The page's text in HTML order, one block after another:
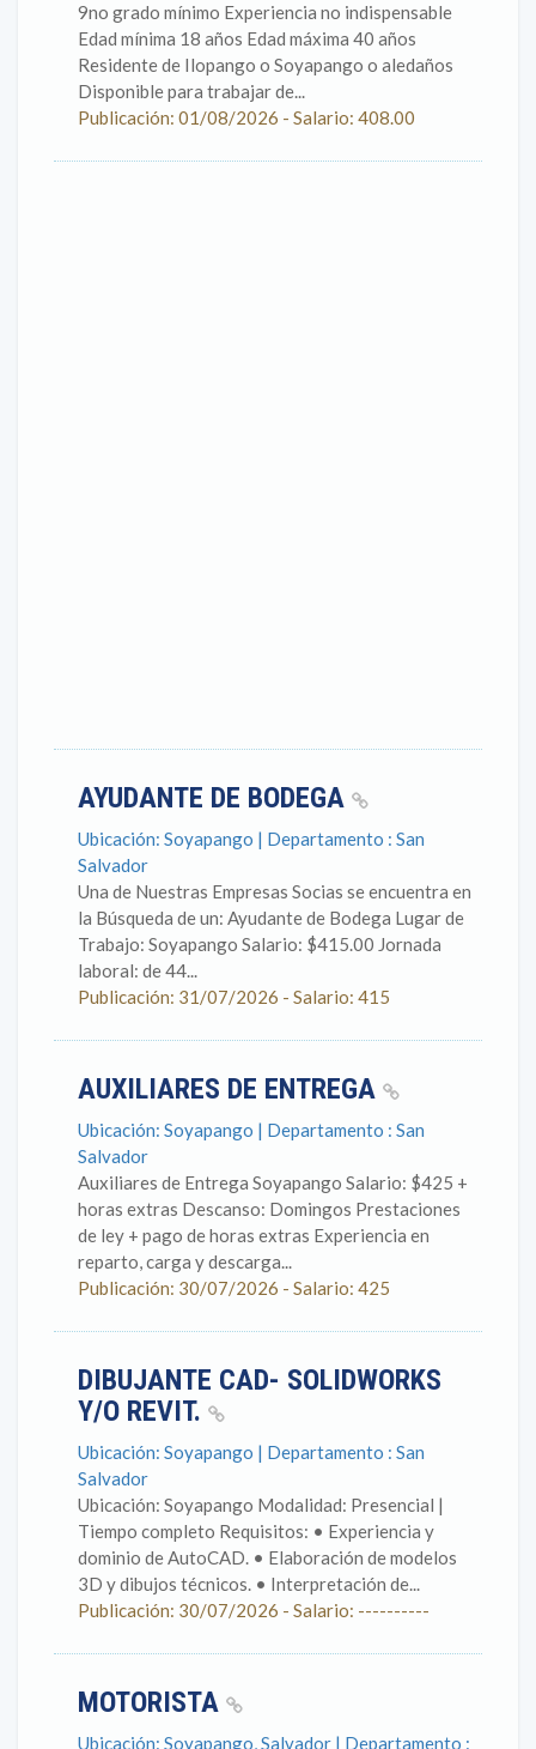
9no grado mínimo Experiencia no indispensable
Edad mínima 18 años Edad máxima 40 años
Residente de Ilopango o Soyapango o aledaños
Disponible para trabajar de...
Publicación: 01/08/2026 - Salario: 408.00
AYUDANTE DE BODEGA
Ubicación: Soyapango | Departamento : San
Salvador
Una de Nuestras Empresas Socias se encuentra en
la Búsqueda de un: Ayudante de Bodega Lugar de
Trabajo: Soyapango Salario: $415.00 Jornada
laboral: de 44...
Publicación: 31/07/2026 - Salario: 415
AUXILIARES DE ENTREGA
Ubicación: Soyapango | Departamento : San
Salvador
Auxiliares de Entrega Soyapango Salario: $425 +
horas extras Descanso: Domingos Prestaciones
de ley + pago de horas extras Experiencia en
reparto, carga y descarga...
Publicación: 30/07/2026 - Salario: 425
DIBUJANTE CAD- SOLIDWORKS
Y/O REVIT.
Ubicación: Soyapango | Departamento : San
Salvador
Ubicación: Soyapango Modalidad: Presencial |
Tiempo completo Requisitos: • Experiencia y
dominio de AutoCAD. • Elaboración de modelos
3D y dibujos técnicos. • Interpretación de...
Publicación: 30/07/2026 - Salario: ----------
MOTORISTA
Ubicación: Soyapango, Salvador | Departamento :